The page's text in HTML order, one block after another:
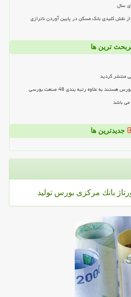
سال
کلیدی بانک مسکن در پایین آوردن ناترازی
ترین ها
منتشر گردید
به علاوه رتبه بندی 48 صنعت بورسی
باشد
جدیدترین ها
بانك مركزی بورس تولید